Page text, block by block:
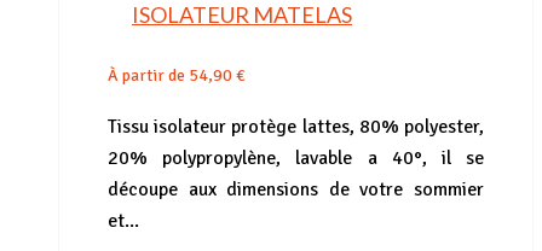
variations.
peuvent
être
choisies
ISOLATEUR MATELAS
À partir de 54,90 €
Tissu isolateur protège lattes, 80% polyester,
20% polypropylène, lavable a 40°, il se
découpe aux dimensions de votre sommier
et...